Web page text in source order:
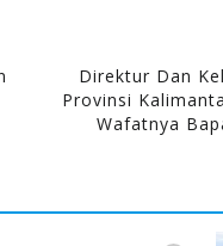
Direktur Dan
Provinsi
Wafatnya